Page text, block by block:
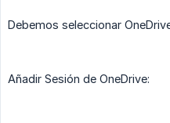
Debemos seleccionar
Añadir Sesión de OneDrive: